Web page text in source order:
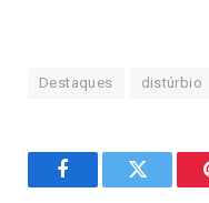
Destaques distúrbio
FacebookTwitter